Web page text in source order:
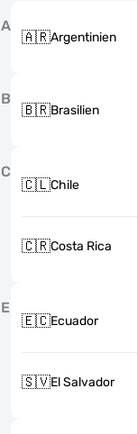
A
🇦🇷Argentinien
B
🇧🇷Brasilien
C
🇨🇱Chile
🇨🇷Costa Rica
E
🇪🇨Ecuador
🇸🇻El Salvador